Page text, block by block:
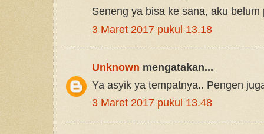
Seneng ya bisa ke sana, aku belum
3 Maret 2017 pukul 13.18
Unknown mengatakan...
Ya asyik ya tempatnya.. Pengen
3 Maret 2017 pukul 13.48